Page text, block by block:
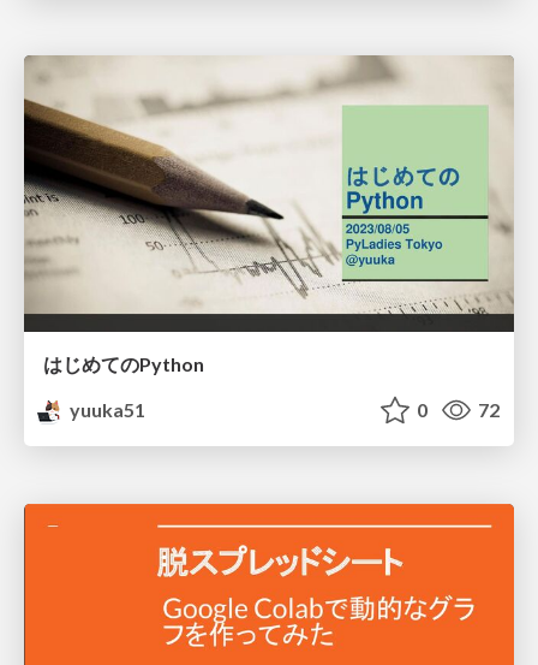
はじめてのPython
yuuka51
0 72